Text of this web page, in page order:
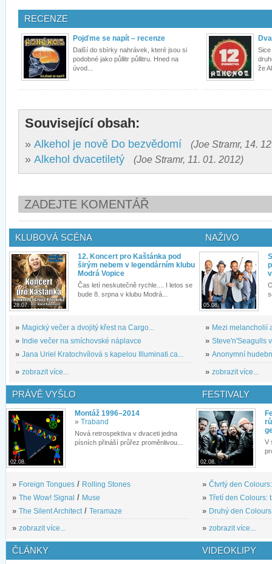
RECENZE
Pojďme se napít – recenze
Další do sbírky nahrávek, které jsou si
podobné jako půllitr půllitru. Hned na
úvod...
Sice
že
Související obsah:
» Alkehol je nově Do bezvědomí (Joe Stramr, 14.
» Alkehol dvacetiletý (Joe Stramr, 11. 01. 2012)
ZADEJTE KOMENTÁŘ
KLUBOVÁ SCÉNA
28.07.
12. Koncert pro Kaštánka pod
širým nebem v legendárním klubu
Modrá Vopice
Čas letí neskutečně rychle.... I letos se
bude 8. srpna v klubu Modrá...
» Magický večer a dvojitý křest na Cargo...
» Indie večer na smíchovské náplavce
» Jana Uriel Kratochvílová s kapelou Illuminati.ca...
» zobrazit více...
NAŽIVO
05.08.
» Mezi melancholií
» Steve'n'Seagulls
» Anonymní
» zobrazit více...
PRÁVĚ VYŠLO
02.08.
Montáž 1996–2014
» Traband
Nová retrospektiva v dvaceti jedna
písních přináší průřez proměnlivou...
» Foreign Tongues / Rolling Stones
» The Wow! Signal / Muse
» The Silent Architect / Teramaze
» zobrazit více...
FESTIVALY
02.08.
V
» Čtvrtý den
» Třetí den Colours:
» Druhý den
» zobrazit více...
ČLÁNKY VIDEOKLIPY